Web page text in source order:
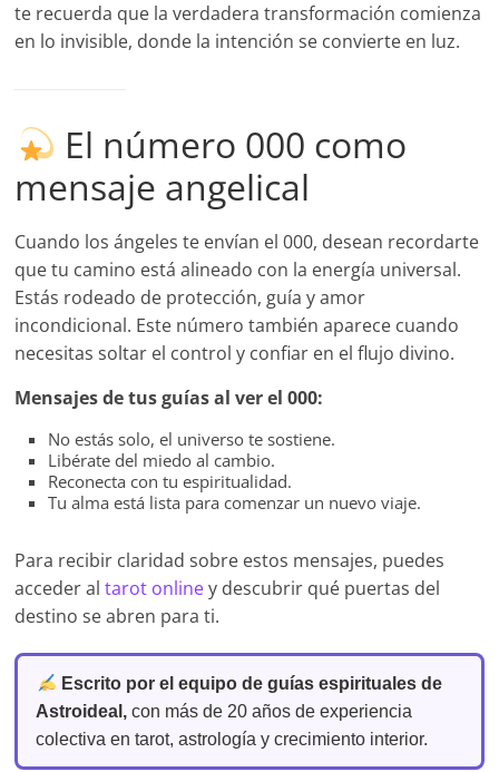
te recuerda que la verdadera transformación comienza
en lo invisible, donde la intención se convierte en luz.
El número 000 como
mensaje angelical
Cuando los ángeles te envían el 000, desean recordarte
que tu camino está alineado con la energía universal.
Estás rodeado de protección, guía y amor
incondicional. Este número también aparece cuando
necesitas soltar el control y confiar en el flujo divino.
Mensajes de tus guías al ver el 000:
No estás solo, el universo te sostiene.
Libérate del miedo al cambio.
Reconecta con tu espiritualidad.
Tu alma está lista para comenzar un nuevo viaje.
Para recibir claridad sobre estos mensajes, puedes
acceder altarot onliney descubrir qué puertas del
destino se abren para ti.
Escrito por el equipo de guías espirituales de
Astroideal, con más de 20 años de experiencia
colectiva en tarot, astrología y crecimiento interior.